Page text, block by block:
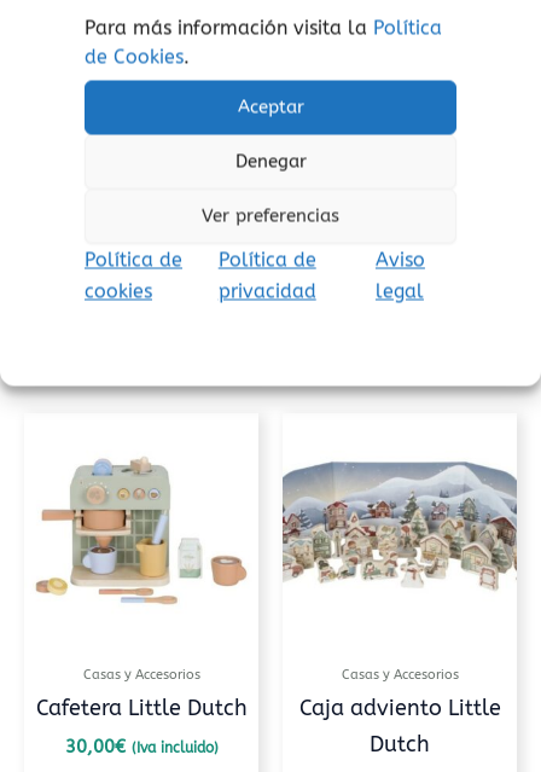
Para más información visita la Política
de Cookies.
Aceptar
Denegar
Ver preferencias
Política de
cookies
Política de
privacidad
Aviso
legal
Casas y Accesorios
Cacharritos de cocina
Añadir a lista de
Construcción
Añadir a lista de
Casas y Accesorios
Cafetera Little Dutch
30,00€ (Iva incluido)
Casas y Accesorios
Caja adviento Little
Dutch